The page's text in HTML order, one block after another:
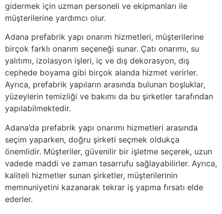
gidermek için uzman personeli ve ekipmanları ile
müşterilerine yardımcı olur.
Adana prefabrik yapı onarım hizmetleri, müşterilerine
birçok farklı onarım seçeneği sunar. Çatı onarımı, su
yalıtımı, izolasyon işleri, iç ve dış dekorasyon, dış
cephede boyama gibi birçok alanda hizmet verirler.
Ayrıca, prefabrik yapıların arasında bulunan boşluklar,
yüzeylerin temizliği ve bakımı da bu şirketler tarafından
yapılabilmektedir.
Adana’da prefabrik yapı onarımı hizmetleri arasında
seçim yaparken, doğru şirketi seçmek oldukça
önemlidir. Müşteriler, güvenilir bir işletme seçerek, uzun
vadede maddi ve zaman tasarrufu sağlayabilirler. Ayrıca,
kaliteli hizmetler sunan şirketler, müşterilerinin
memnuniyetini kazanarak tekrar iş yapma fırsatı elde
ederler.